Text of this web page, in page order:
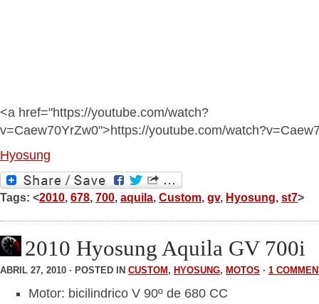
<a href="https://youtube.com/watch?
v=Caew70YrZw0">https://youtube.com/
Hyosung
Tags: <2010, 678, 700, aquila, Custom, gv, Hyosung, st7>
2010 Hyosung Aquila GV 700i
ABRIL 27, 2010 · POSTED IN CUSTOM , HYOSUNG, MOTOS · 1
Motor: bicilindrico V 90º de 680 CC